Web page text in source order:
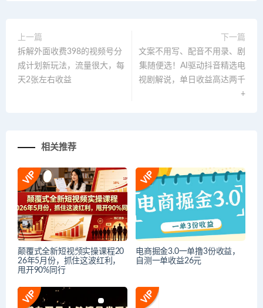
上一篇
拆解外面收费398的视频号分
成计划新玩法，流量很大，每
天2张左右收益
下一篇
文案不用写、配音不用录、剧
集随便选！AI驱动抖音精选电
视剧解说，单日收益高达两千
+
相关推荐
颠覆式全新短视频实操课程20
26年5月份，抓住这波红利，
甩开90%同行
电商掘金3.0一单撸3份收益，
自测一单收益26元